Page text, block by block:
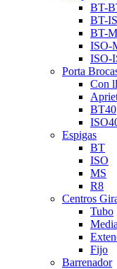
BT-
BT-
BT-
ISO-
ISO-
Porta
Con
BT40
Espigas
BT
ISO
MS
R8
Centros
Tubo
Fijo
Barrenador